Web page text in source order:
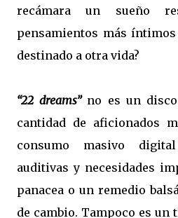
recámara un sueño
pensamientos más
destinado a otra vida?
“22 dreams”no es un
cantidad de aficionados
consumo masivo
auditivas y necesidades
panacea o un remedio
de cambio. Tampoco es un